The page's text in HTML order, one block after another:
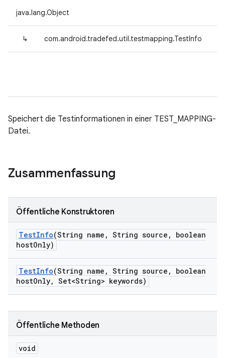
java.lang.Object
↳ com.android.tradefed.util.testmapping.TestInfo
Speichert die Testinformationen in einer TEST_MAPPING-
Datei.
Zusammenfassung
Öffentliche Konstruktoren
TestInfo(String name , String source ,
boolean
hostOnly)
TestInfo(String name , String source ,
boolean
hostOnly, Set<String> keywords)
Öffentliche Methoden
void